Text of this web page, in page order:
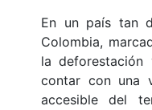
En un país tan
Colombia,
la deforestación
contar con una
accesible del